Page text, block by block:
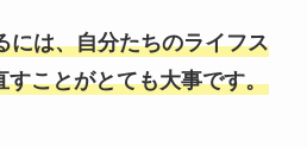
には、自分たちのライフス
すことがとても大事です。